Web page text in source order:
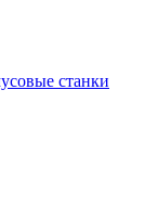
станки